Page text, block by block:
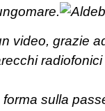
video, grazie
forma sulla